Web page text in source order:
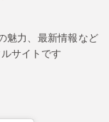
魅力、最新情報など
サイトです